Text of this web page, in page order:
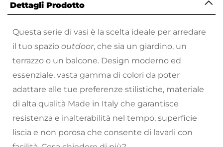
Dettagli Prodotto
Questa serie di vasi è la scelta ideale per arredare
il tuo spazio outdoor, che sia un giardino, un
terrazzo o un balcone. Design moderno ed
essenziale, vasta gamma di colori da poter
adattare alle tue preferenze stilistiche, materiale
di alta qualità Made in Italy che garantisce
resistenza e inalterabilità nel tempo, superficie
liscia e non porosa che consente di lavarli con